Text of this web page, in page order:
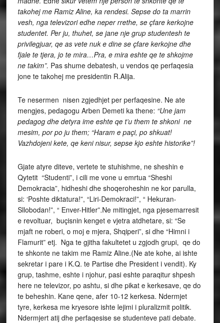
takohej me Ramiz Aline, ka rendesi. Sepse do ta marrin
vesh, nga televizori edhe neper rrethe, se çfare kerkojne
studentet. Per ju, thuhet, se jane nje grup studentesh te
privilegjuar, qe as vete nuk e dine se çfare kerkojne dhe
fjale te tjera, jo te mira…Pra, e mira eshte qe te shkojme
ne takim”. Pas shume debatesh, u vendos qe perfaqesia
jone te takohej me presidentin R.Alija.
Te nesermen nisen zgjedhjet per perfaqesine. Ne ate
mengjes, pedagogu Arben Demeti ka thene: “Une jam
pedagog dhe detyra ime eshte qe t’u them te shkoni ne
mesim, por po ju them; “Haram e paçi, po shkuat!
Vazhdojeni kete, qe keni nisur, sepse kjo eshte historike”!
Gjate atyre diteve, vertete te stuhishme, ne sheshin e
Qytetit “Studenti”, i cili me vone u emrtua “Sheshi
Demokracia”, hidheshi dhe shoqeroheshin ne kor parulla,
si: ‘Poshte diktatura!”, “Liri-Demokraci!”, “ Hekuran-
Sllobodan!”, “ Enver-Hitler”.Ne mitingjet, nga pjesemarresit
e revoltuar, buçisnin kenget e vjetra atdhetare, si: “Se
mjaft ne roberi, o moj e mjera, Shqiperi”, si dhe “Himni i
Flamurit” etj. Nga te gjitha fakultetet u zgjodh grupi, qe do
te shkonte ne takim me Ramiz Aline.(Ne ate kohe, ai ishte
sekretar i pare i K.Q. te Partise dhe President i vendit). Ky
grup, tashme, eshte i njohur, pasi eshte paraqitur shpesh
here ne televizor, po ashtu, si dhe pikat e kerkesave, qe do
te beheshin. Kane qene, afer 10-12 kerkesa. Ndermjet
tyre, kerkesa me kryesore ishte lejimi i pluralizmit politik.
Ndermjert atij dhe perfaqesise se studenteve pati debate.